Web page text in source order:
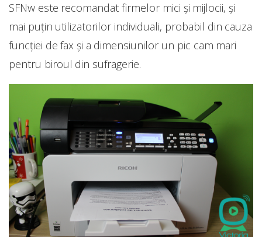
SFNw este recomandat firmelor mici și mijlocii, și
mai puțin utilizatorilor individuali, probabil din cauza
funcției de fax și a dimensiunilor un pic cam mari
pentru biroul din sufragerie.